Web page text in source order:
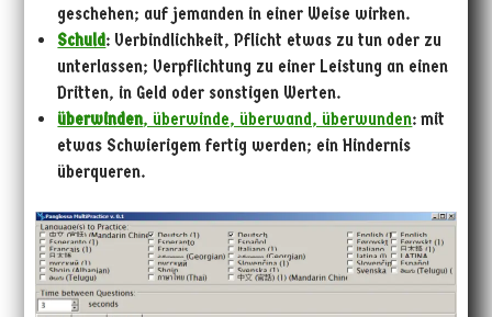
geschehen; auf jemanden in einer Weise wirken.
Schuld: Verbindlichkeit, Pflicht etwas zu tun oder zu
unterlassen; Verpflichtung zu einer Leistung an einen
Dritten, in Geld oder sonstigen Werten.
überwinden, überwinde, überwand, überwunden: mit
etwas Schwierigem fertig werden; ein Hindernis
überqueren.